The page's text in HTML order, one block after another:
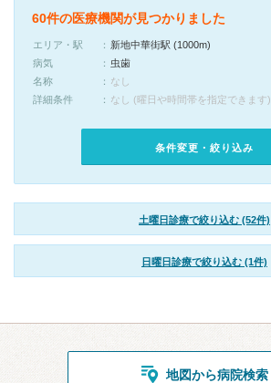
60件の医療機関が見つかりました
エリア・駅
新地中華街駅 (1000m)
病気
虫歯
名称
なし
詳細条件
なし (曜日や時間帯を指定できます)
条件変更・絞り込み
土曜日診療で絞り込む (52件)
日曜日診療で絞り込む (1件)
地図から病院検索